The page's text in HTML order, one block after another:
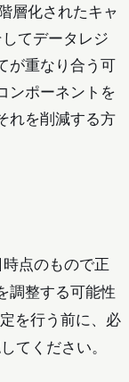
層化されたキャ
てデータレジ
が重なり合う可
ンポーネントを
れを削減する方
点のもので正
調整する可能性
を行う前に、必
てください。